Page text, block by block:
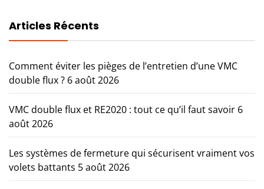
Articles Récents
Comment éviter les pièges de l’entretien d’une VMC
double flux ? 6 août 2026
VMC double flux et RE2020 : tout ce qu’il faut savoir 6
août 2026
Les systèmes de fermeture qui sécurisent vraiment vos
volets battants 5 août 2026